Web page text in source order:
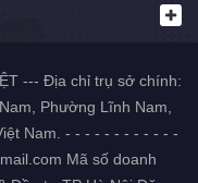
--- Địa chỉ trụ sở chính:
Phường Lĩnh Nam,
Nam. - - - - - - - - - - - -
Mã số doanh